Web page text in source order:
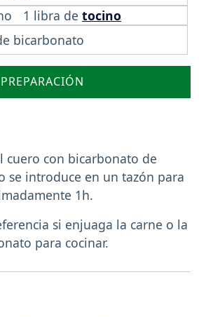
1 libra de tocino
bicarbonato
PREPARACIÓN
cuero con bicarbonato de
se introduce en un tazón para
1h.
si enjuaga la carne o la
para cocinar.